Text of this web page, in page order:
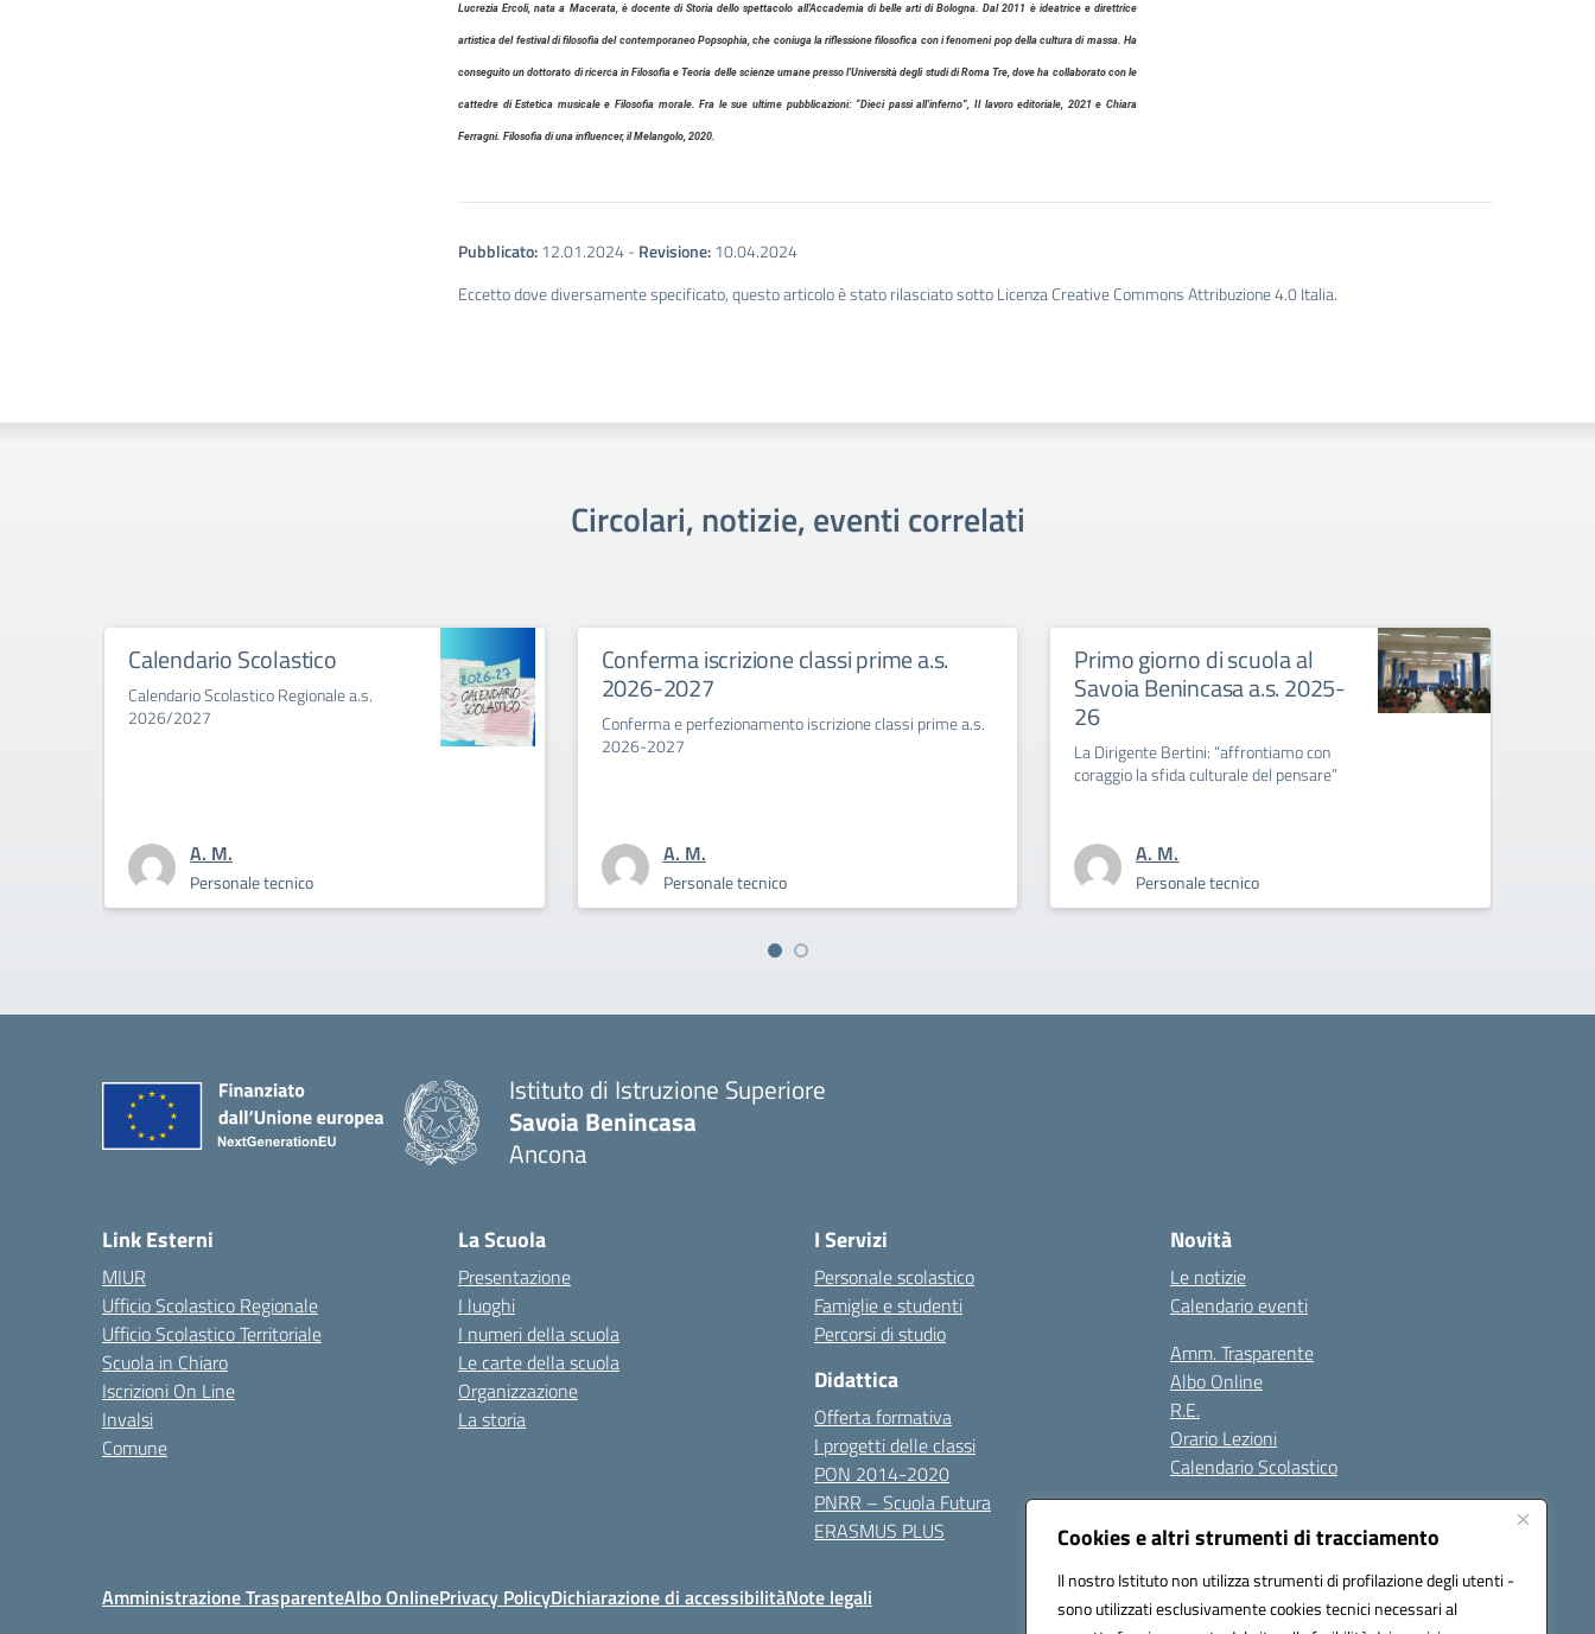
Cookies e altri strumenti di tracciamento
Il nostro Istituto non utilizza strumenti di profilazione degli utenti -
sono utilizzati esclusivamente cookies tecnici necessari al
Lucrezia Ercoli,nata a Macerata, è docente di Storia dello spettacolo all’Accademia di belle arti di Bologna. Dal 2011 è ideatrice e direttrice
artistica del festival di filosofia del contemporaneo Popsophia, che coniuga la riflessione filosofica con i fenomeni pop della cultura di massa. Ha
conseguito un dottorato di ricerca in Filosofia e Teoria delle scienze umane presso l’Università degli studi di Roma Tre, dove ha collaborato con le
cattedre di Estetica musicale e Filosofia morale. Fra le sue ultime pubblicazioni: “Dieci passi all’inferno”, Il lavoro editoriale, 2021 e Chiara
Ferragni. Filosofia di una influencer, il Melangolo, 2020.
Pubblicato:12.01.2024-Revisione:10.04.2024
Eccetto dove diversamente specificato, questo articolo è stato rilasciato sotto Licenza Creative Commons Attribuzione 4.0 Italia.
Circolari, notizie, eventi correlati
Regionale a.s.
Conferma iscrizione classi prime a.s.
2026-2027
Conferma e perfezionamento iscrizione classi prime a.s.
2026-2027
Primo giorno di scuola al
Savoia Benincasa a.s. 2025-
26
La Dirigente Bertini: “affrontiamo con
coraggio la sfida culturale del pensare”
Collegio Docenti unitario
Convocazione Collegio Docenti Unitario
settembre 2025
Istituto di Istruzione Superiore
Savoia Benincasa
Ancona
Link Esterni
MIUR
Ufficio Scolastico Regionale
Ufficio Scolastico Territoriale
Scuola in Chiaro
Iscrizioni On Line
Invalsi
Comune
La Scuola
Presentazione
I luoghi
I numeri della scuola
Le carte della scuola
Organizzazione
La storia
I Servizi
Personale scolastico
Famiglie e studenti
Percorsi di studio
Didattica
Offerta formativa
I progetti delle classi
PON 2014-2020
PNRR – Scuola Futura
ERASMUS PLUS
Novità
Le notizie
Calendario eventi
Amm. Trasparente
Albo Online
R.E.
Orario Lezioni
Calendario Scolastico
Amministrazione TrasparenteAlbo OnlinePrivacy PolicyDichiarazione di accessibilitàNote legali Seguici su: